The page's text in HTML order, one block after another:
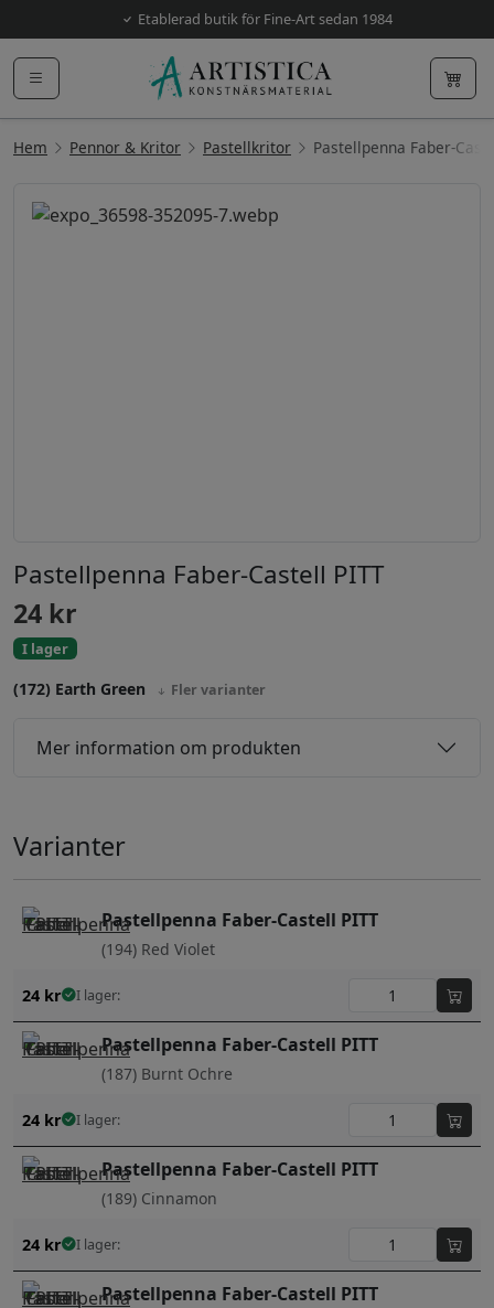
Etablerad butik för Fine-Art sedan 1984
Hem Pennor & Kritor Pastellkritor Pastellpenna Faber-
Pastellpenna Faber-Castell PITT
24 kr
I lager
(172) Earth Green Fler varianter
Mer information om produkten
Varianter
Pastellpenna Faber-Castell PITT
(194) Red Violet
24 kr I lager:
Pastellpenna Faber-Castell PITT
(187) Burnt Ochre
24 kr I lager:
Pastellpenna Faber-Castell PITT
(189) Cinnamon
24 kr I lager:
Pastellpenna Faber-Castell PITT